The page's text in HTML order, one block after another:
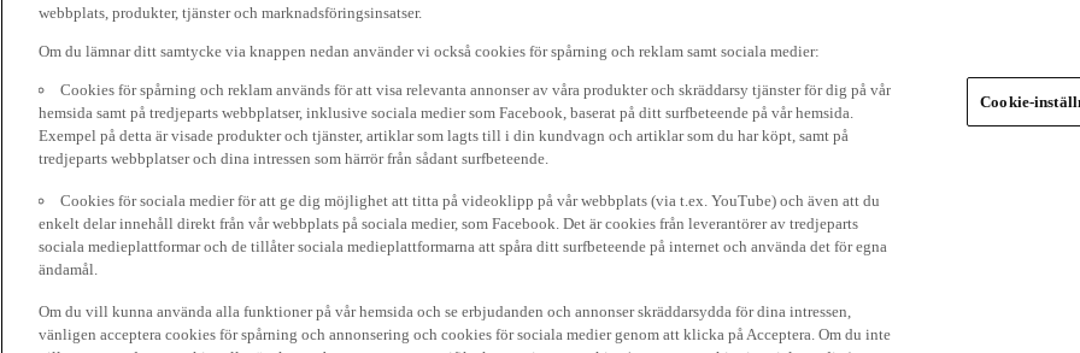
webbplats, produkter, tjänster och marknadsföringsinsatser.
Om du lämnar ditt samtycke via knappen nedan använder vi också cookies för spårning och reklam samt sociala medier:
Cookies för spårning och reklam används för att visa relevanta annonser av våra produkter och skräddarsy tjänster för dig på vår
hemsida samt på tredjeparts webbplatser, inklusive sociala medier som Facebook, baserat på ditt surfbeteende på vår hemsida.
Exempel på detta är visade produkter och tjänster, artiklar som lagts till i din kundvagn och artiklar som du har köpt, samt på
tredjeparts webbplatser och dina intressen som härrör från sådant surfbeteende.
Cookies för sociala medier för att ge dig möjlighet att titta på videoklipp på vår webbplats (via t.ex. YouTube) och även att du
enkelt delar innehåll direkt från vår webbplats på sociala medier, som Facebook. Det är cookies från leverantörer av tredjeparts
sociala medieplattformar och de tillåter sociala medieplattformarna att spåra ditt surfbeteende på internet och använda det för egna
ändamål.
Om du vill kunna använda alla funktioner på vår hemsida och se erbjudanden och annonser skräddarsydda för dina intressen,
vänligen acceptera cookies för spårning och annonsering och cookies för sociala medier genom att klicka på Acceptera. Om du inte
Cookie-